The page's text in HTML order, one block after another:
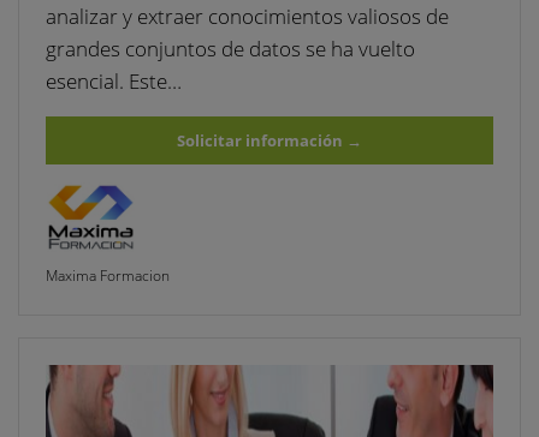
analizar y extraer conocimientos valiosos de
grandes conjuntos de datos se ha vuelto
esencial. Este…
Solicitar información →
Maxima Formacion